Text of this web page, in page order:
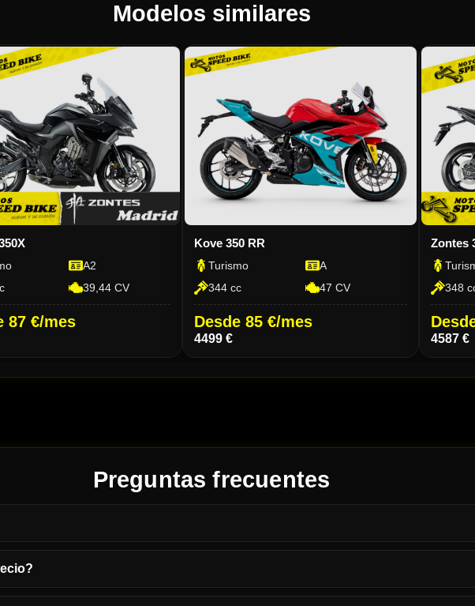
Modelos similares
A2
39,44 CV
87 €/mes
Kove 350 RR
Turismo
A
344 cc
47 CV
Desde 85 €/mes
4499 €
Zontes
348
4587 €
Preguntas frecuentes